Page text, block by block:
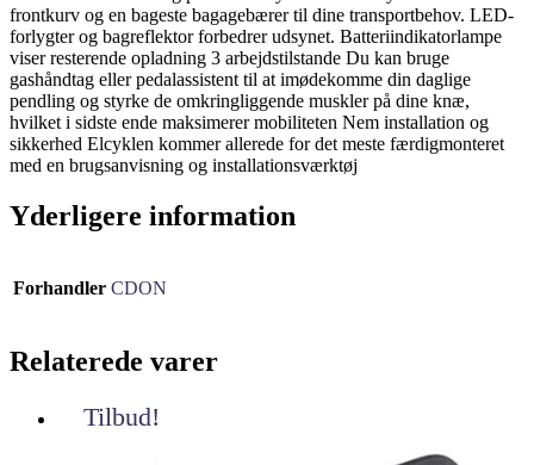
frontkurv og en bageste bagagebærer til dine transportbehov. LED-
forlygter og bagreflektor forbedrer udsynet. Batteriindikatorlampe
viser resterende opladning 3 arbejdstilstande Du kan bruge
gashåndtag eller pedalassistent til at imødekomme din daglige
pendling og styrke de omkringliggende muskler på dine knæ,
hvilket i sidste ende maksimerer mobiliteten Nem installation og
sikkerhed Elcyklen kommer allerede for det meste færdigmonteret
med en brugsanvisning og installationsværktøj
Yderligere information
Forhandler CDON
Relaterede varer
Tilbud!